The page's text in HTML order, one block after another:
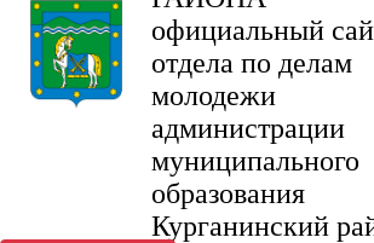
официальный
отдела по делам
молодежи
администрации
муниципального
образования
Курганинский